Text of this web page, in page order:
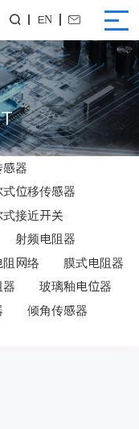
 EN 
器
位移传感器
接近开关
射频电阻器
网络
膜式电阻器
玻璃釉电位器
倾角传感器